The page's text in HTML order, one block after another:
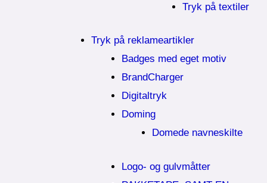
Tryk på textiler
Tryk på reklameartikler
Badges med eget motiv
BrandCharger
Digitaltryk
Doming
Domede navneskilte
Logo- og gulvmåtter